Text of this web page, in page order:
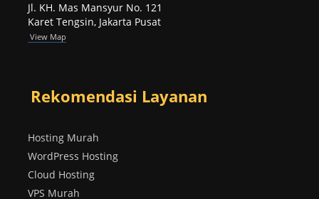
Jl. KH. Mas Mansyur No. 121
Karet Tengsin, Jakarta Pusat
View Map
Rekomendasi Layanan
Hosting Murah
WordPress Hosting
Cloud Hosting
VPS Murah